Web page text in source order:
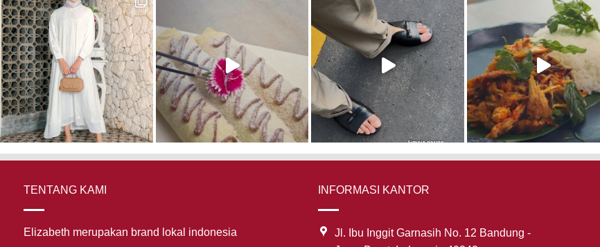
TENTANG KAMI
Elizabeth merupakan brand lokal indonesia
INFORMASI KANTOR
Jl. Ibu Inggit Garnasih No. 12 Bandung -